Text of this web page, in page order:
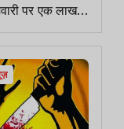
पर एक लाख से
ने किया